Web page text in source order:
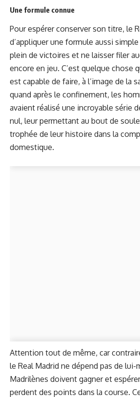
Une formule connue
Pour espérer conserver son titre, le
d’appliquer une formule aussi simple
plein de victoires et ne laisser filer
encore en jeu. C’est quelque chose
est capable de faire, à l’image de la
quand après le confinement, les
avaient réalisé une incroyable série
nul, leur permettant au bout de
trophée de leur histoire dans la
domestique.
Attention tout de même, car
le Real Madrid ne dépend pas de lui-
Madrilènes doivent gagner et
perdent des points dans la course.